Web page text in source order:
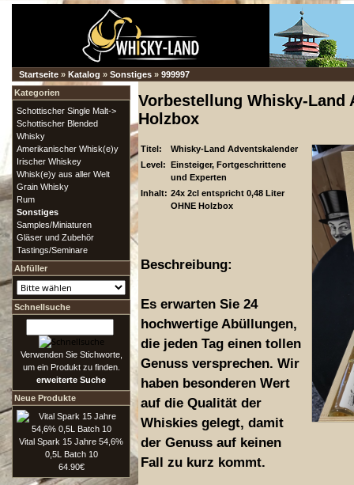
Startseite » Katalog » Sonstiges » 999997
Vorbestellung Whisky-Land
Holzbox
Titel:
Whisky-Land Adventskalender
Level:
Einsteiger, Fortgeschrittene
und Experten
Inhalt: 24x 2cl entspricht 0,48 Liter
OHNE Holzbox
Beschreibung:
Es erwarten Sie 24
hochwertige Abüllungen,
die jeden Tag einen tollen
Genuss versprechen. Wir
haben besonderen Wert
auf die Qualität der
Whiskies gelegt, damit
der Genuss auf keinen
Fall zu kurz kommt.
Kategorien
Schottischer Single Malt->
Schottischer Blended
Whisky
Amerikanischer Whisk(e)y
Irischer Whiskey
Whisk(e)y aus aller Welt
Grain Whisky
Rum
Sonstiges
Samples/Miniaturen
Gläser und Zubehör
Tastings/Seminare
Abfüller
Schnellsuche
Verwenden Sie Stichworte,
um ein Produkt zu finden.
erweiterte Suche
Neue Produkte
Vital Spark 15 Jahre 54,6%
0,5L Batch 10
64.90€